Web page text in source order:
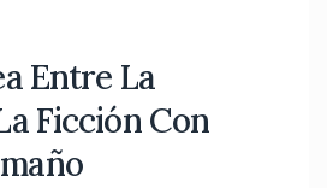
Entre La
Ficción Con